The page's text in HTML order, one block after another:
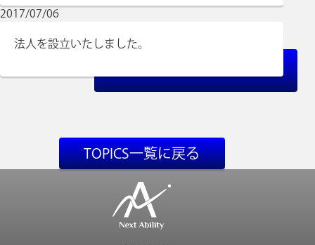
2017/07/06
法人を設立いたしました。
TOPICS一覧に戻る